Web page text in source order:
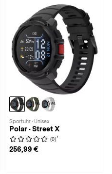
Sportuhr · Unisex
Polar · Street X
(0) 1
256,99 €